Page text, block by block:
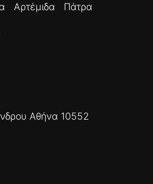
Αρτέμιδα
Πάτρα
Αθήνα 10552